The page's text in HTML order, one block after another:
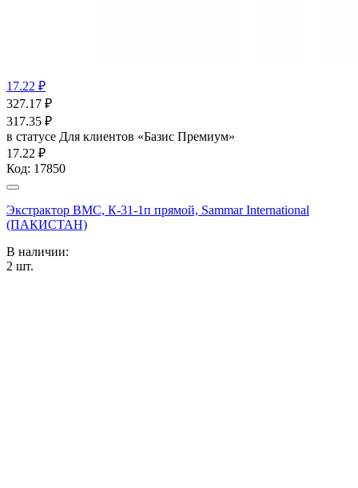
17.22 ₽
327.17 ₽
317.35 ₽
в статусе Для клиентов «Базис Премиум»
17.22 ₽
Код: 17850
Экстрактор ВМС, К-31-1п прямой, Sammar International
(ПАКИСТАН)
В наличии:
2 шт.